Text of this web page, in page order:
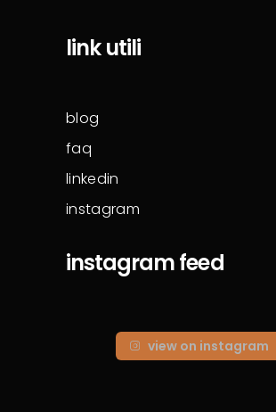
link utili
blog
faq
linkedin
instagram
instagram feed
view on instagram